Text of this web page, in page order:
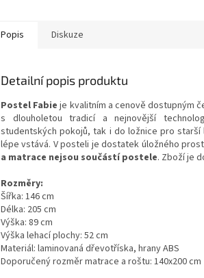
Popis Diskuze
Detailní popis produktu
Postel Fabie je kvalitním a cenově dostupným
s dlouholetou tradicí a nejnovější
studentských pokojů, tak i do ložnice pro
lépe vstává. V posteli je dostatek úložného
a matrace nejsou součástí postele. Zboží je
Rozměry:
Šířka: 146 cm
Délka: 205 cm
Výška: 89 cm
Výška lehací plochy: 52 cm
Materiál: laminovaná dřevotříska, hrany ABS
Doporučený rozměr matrace a roštu: 140x200 cm